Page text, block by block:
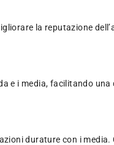
la reputazione
e i media, facilitando
durature con i